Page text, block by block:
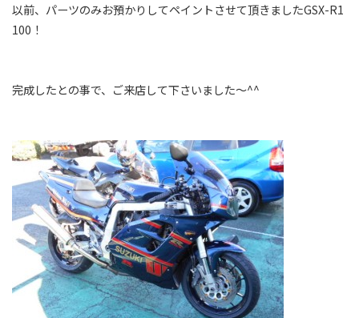
以前、パーツのみお預かりしてペイントさせて頂きましたGSX-R1
100！
完成したとの事で、ご来店して下さいました～^^